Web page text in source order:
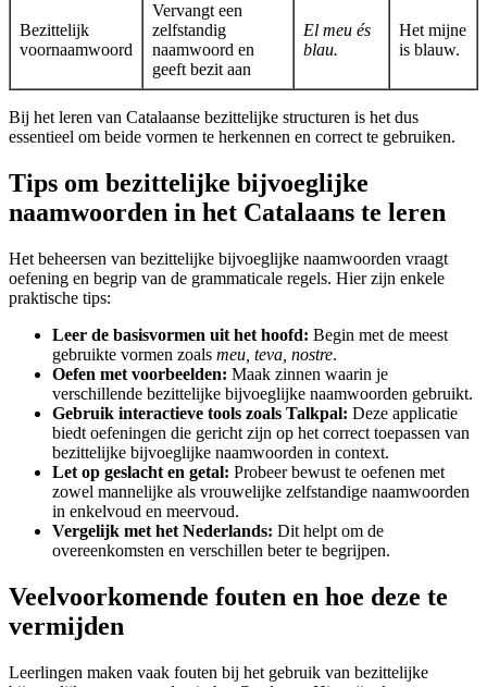
Bezittelijk
voornaamwoord
Vervangt een
zelfstandig
naamwoord en
geeft bezit aan
El meu és
blau.
Het mijne
is blauw.
Bij het leren van Catalaanse bezittelijke structuren is het dus
essentieel om beide vormen te herkennen en correct te gebruiken.
Tips om bezittelijke bijvoeglijke
naamwoorden in het Catalaans te leren
Het beheersen van bezittelijke bijvoeglijke naamwoorden vraagt
oefening en begrip van de grammaticale regels. Hier zijn enkele
praktische tips:
Leer de basisvormen uit het hoofd: Begin met de meest
gebruikte vormen zoals meu, teva, nostre.
Oefen met voorbeelden: Maak zinnen waarin je
verschillende bezittelijke bijvoeglijke naamwoorden gebruikt.
Gebruik interactieve tools zoals Talkpal: Deze applicatie
biedt oefeningen die gericht zijn op het correct toepassen van
bezittelijke bijvoeglijke naamwoorden in context.
Let op geslacht en getal: Probeer bewust te oefenen met
zowel mannelijke als vrouwelijke zelfstandige naamwoorden
in enkelvoud en meervoud.
Vergelijk met het Nederlands: Dit helpt om de
overeenkomsten en verschillen beter te begrijpen.
Veelvoorkomende fouten en hoe deze te
vermijden
Leerlingen maken vaak fouten bij het gebruik van bezittelijke